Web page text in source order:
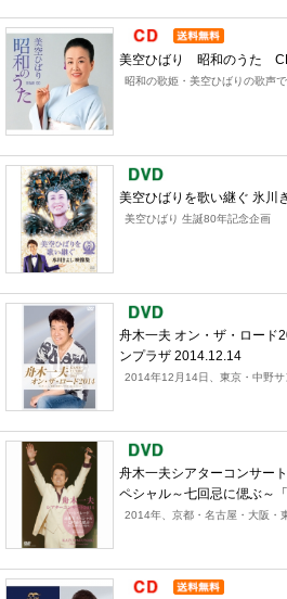
美空ひばり 昭和のうた
昭和の歌姫・美空ひばりの歌声
美空ひばりを歌い継ぐ 氷川
美空ひばり 生誕80年記念企画
舟木一夫 オン・ザ・ロード
ンプラザ 2014.12.14
2014年12月14日、東京・中野サ
舟木一夫シアターコンサー
ペシャル～七回忌に偲ぶ～
2014年、京都・名古屋・大阪・